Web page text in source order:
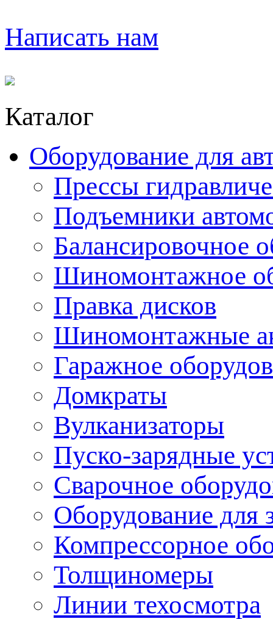
Написать нам
Каталог
Оборудование для
Прессы
Подъемники
Балансировочное
Шиномонтажное
Правка дисков
Шиномонтажные
Гаражное
Домкраты
Вулканизаторы
Пуско-зарядные
Сварочное
Оборудование для
Компрессорное
Толщиномеры
Линии техосмотра